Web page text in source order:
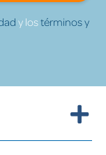
y lostérminos y